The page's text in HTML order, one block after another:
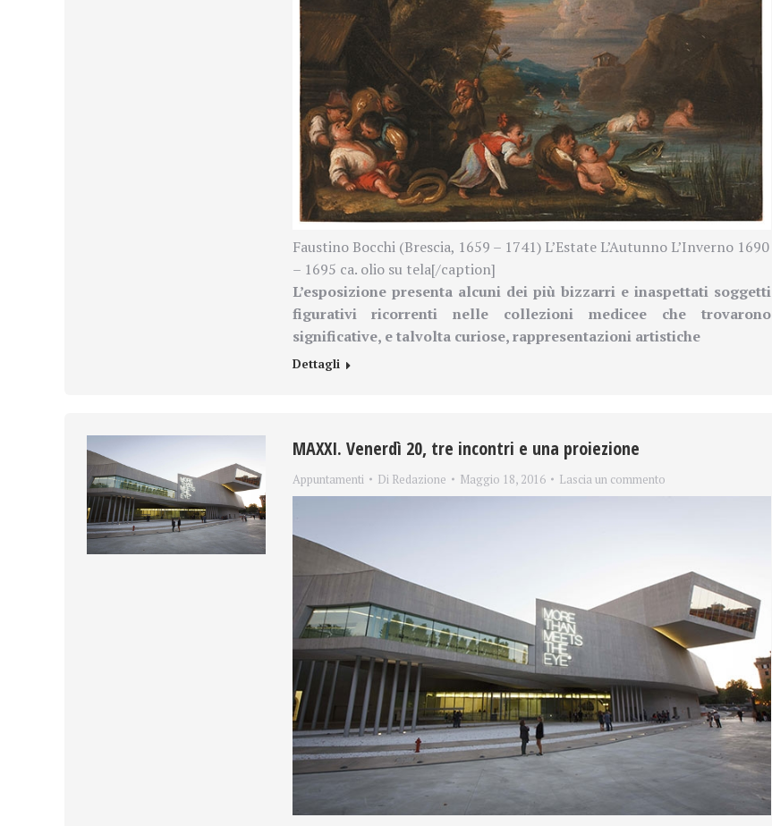
Faustino Bocchi (Brescia, 1659 – 1741) L’Estate L’Autunno L’Inverno 1690
– 1695 ca. olio su tela[/caption]
L’esposizione presenta alcuni dei più bizzarri e inaspettati soggetti
figurativi ricorrenti nelle collezioni medicee che trovarono
significative, e talvolta curiose, rappresentazioni artistiche
Dettagli
MAXXI. Venerdì 20, tre incontri e una proiezione
Appuntamenti Di Redazione Maggio 18, 2016 Lascia un commento